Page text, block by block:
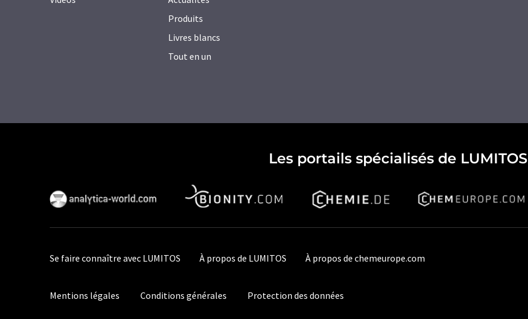
Produits
Livres blancs
Tout en un
Les portails spécialisés de LUMITOS
Se faire connaître avec LUMITOS À propos de LUMITOS À propos de chemeurope.com
Mentions légales Conditions générales Protection des données